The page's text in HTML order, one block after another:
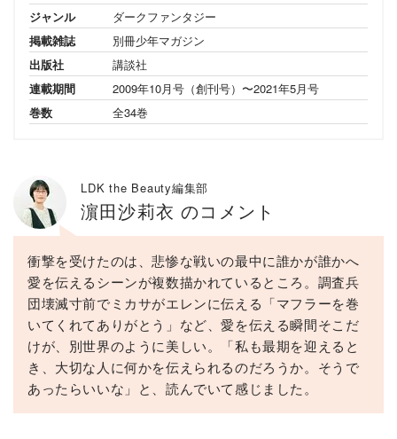
ジャンル
ダークファンタジー
掲載雑誌
別冊少年マガジン
出版社
講談社
連載期間
2009年10月号（創刊号）〜2021年5月号
巻数
全34巻
LDK the Beauty編集部
濵田沙莉衣 のコメント
衝撃を受けたのは、悲惨な戦いの最中に誰かが誰かへ
愛を伝えるシーンが複数描かれているところ。調査兵
団壊滅寸前でミカサがエレンに伝える「マフラーを巻
いてくれてありがとう」など、愛を伝える瞬間そこだ
けが、別世界のように美しい。「私も最期を迎えると
き、大切な人に何かを伝えられるのだろうか。そうで
あったらいいな」と、読んでいて感じました。